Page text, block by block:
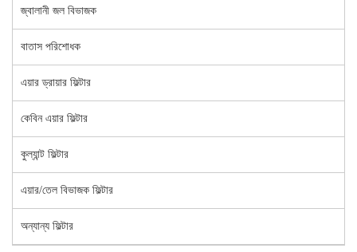
জ্বালানী জল বিভাজক
বাতাস পরিশোধক
এয়ার ড্রায়ার ফিল্টার
কেবিন এয়ার ফিল্টার
কুল্যান্ট ফিল্টার
এয়ার/তেল বিভাজক ফিল্টার
অন্যান্য ফিল্টার